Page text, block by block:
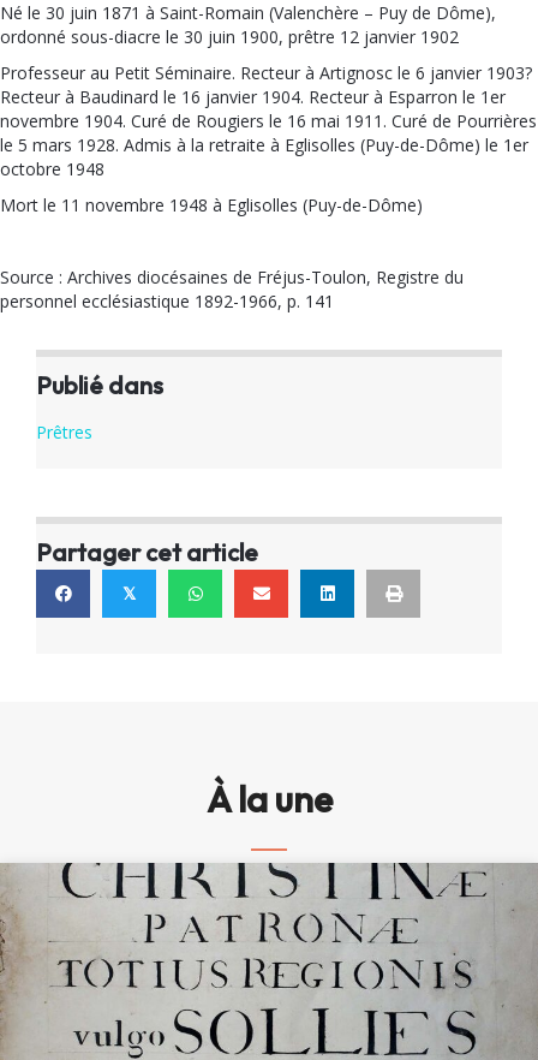
Né le 30 juin 1871 à Saint-Romain (Valenchère – Puy de Dôme),
ordonné sous-diacre le 30 juin 1900, prêtre 12 janvier 1902
Professeur au Petit Séminaire. Recteur à Artignosc le 6 janvier 1903?
Recteur à Baudinard le 16 janvier 1904. Recteur à Esparron le 1er
novembre 1904. Curé de Rougiers le 16 mai 1911. Curé de Pourrières
le 5 mars 1928. Admis à la retraite à Eglisolles (Puy-de-Dôme) le 1er
octobre 1948
Mort le 11 novembre 1948 à Eglisolles (Puy-de-Dôme)
Source : Archives diocésaines de Fréjus-Toulon, Registre du
personnel ecclésiastique 1892-1966, p. 141
Publié dans
Prêtres
Partager cet article
𝕏
À la une